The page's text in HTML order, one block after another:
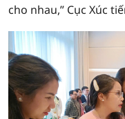
cho nhau,” Cục Xúc